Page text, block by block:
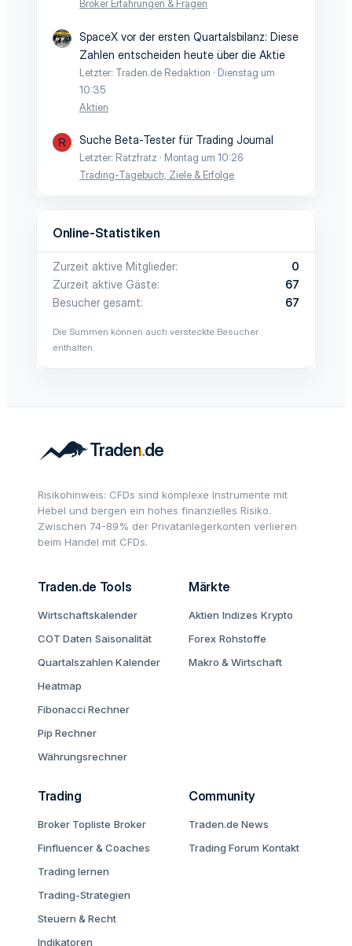
Broker Erfahrungen & Fragen
SpaceX vor der ersten Quartalsbilanz: Diese
Zahlen entscheiden heute über die Aktie
Letzter: Traden.de Redaktion
Dienstag um
10:35
Aktien
R Suche Beta-Tester für Trading Journal
Letzter: Ratzfratz
Montag um 10:26
Trading-Tagebuch, Ziele & Erfolge
Online-Statistiken
Zurzeit aktive Mitglieder
0
Zurzeit aktive Gäste
67
Besucher gesamt
67
Die Summen können auch versteckte Besucher
enthalten.
Risikohinweis: CFDs sind komplexe Instrumente mit
Hebel und bergen ein hohes finanzielles Risiko.
Zwischen 74-89% der Privatanlegerkonten verlieren
beim Handel mit CFDs.
Traden.de Tools
Wirtschaftskalender
COT Daten Saisonalität
Quartalszahlen Kalender
Heatmap
Fibonacci Rechner
Pip Rechner
Währungsrechner
Märkte
Aktien Indizes Krypto
Forex Rohstoffe
Makro & Wirtschaft
Trading
Broker Topliste Broker
Finfluencer & Coaches
Trading lernen
Trading-Strategien
Steuern & Recht
Indikatoren
Community
Traden.de News
Trading Forum Kontakt